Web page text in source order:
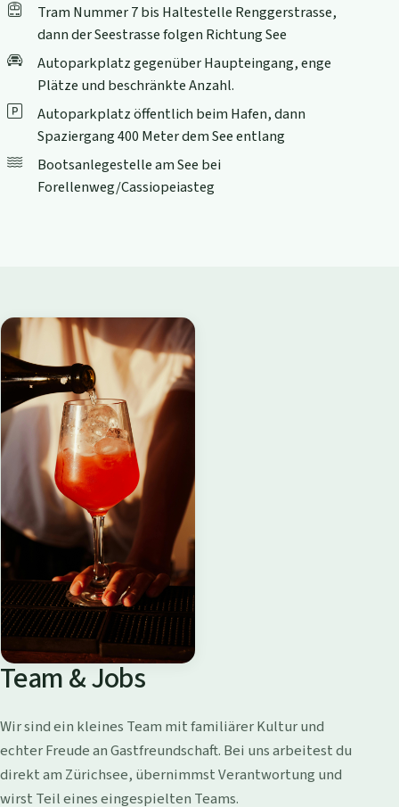
Tram Nummer 7 bis Haltestelle Renggerstrasse,
dann der Seestrasse folgen Richtung See
Autoparkplatz gegenüber Haupteingang, enge
Plätze und beschränkte Anzahl.
Autoparkplatz öffentlich beim Hafen, dann
Spaziergang 400 Meter dem See entlang
Bootsanlegestelle am See bei
Forellenweg/Cassiopeiasteg
Team & Jobs
Wir sind ein kleines Team mit familiärer Kultur und
echter Freude an Gastfreundschaft. Bei uns arbeitest du
direkt am Zürichsee, übernimmst Verantwortung und
wirst Teil eines eingespielten Teams.